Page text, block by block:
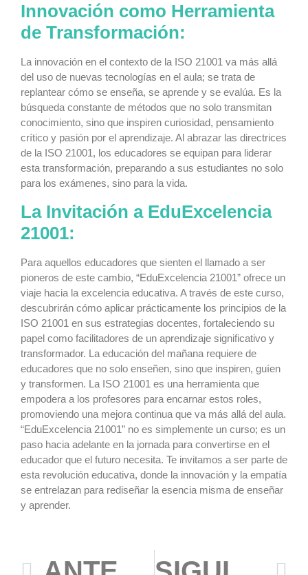
Innovación como Herramienta
de Transformación:
La innovación en el contexto de la ISO 21001 va más allá
del uso de nuevas tecnologías en el aula; se trata de
replantear cómo se enseña, se aprende y se evalúa. Es la
búsqueda constante de métodos que no solo transmitan
conocimiento, sino que inspiren curiosidad, pensamiento
crítico y pasión por el aprendizaje. Al abrazar las directrices
de la ISO 21001, los educadores se equipan para liderar
esta transformación, preparando a sus estudiantes no solo
para los exámenes, sino para la vida.
La Invitación a EduExcelencia
21001:
Para aquellos educadores que sienten el llamado a ser
pioneros de este cambio, “EduExcelencia 21001” ofrece un
viaje hacia la excelencia educativa. A través de este curso,
descubrirán cómo aplicar prácticamente los principios de la
ISO 21001 en sus estrategias docentes, fortaleciendo su
papel como facilitadores de un aprendizaje significativo y
transformador. La educación del mañana requiere de
educadores que no solo enseñen, sino que inspiren, guíen
y transformen. La ISO 21001 es una herramienta que
empodera a los profesores para encarnar estos roles,
promoviendo una mejora continua que va más allá del aula.
“EduExcelencia 21001” no es simplemente un curso; es un
paso hacia adelante en la jornada para convertirse en el
educador que el futuro necesita. Te invitamos a ser parte de
esta revolución educativa, donde la innovación y la empatía
se entrelazan para rediseñar la esencia misma de enseñar
y aprender.